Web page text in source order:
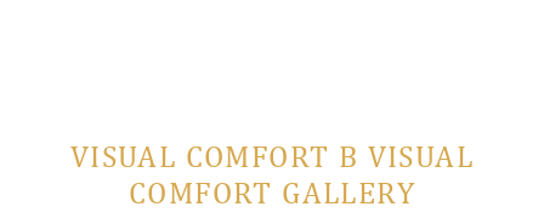
VISUAL COMFORT В VISUAL
COMFORT GALLERY